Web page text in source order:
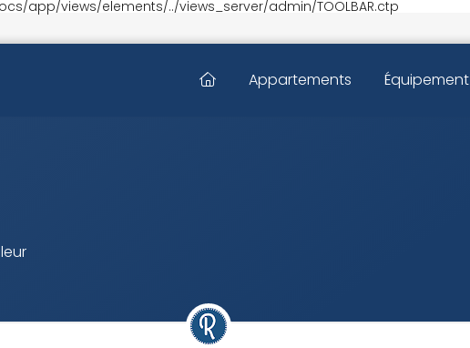
app/views/elements/../views_server/admin/TOOLBAR.ctp
Appartements Équipement